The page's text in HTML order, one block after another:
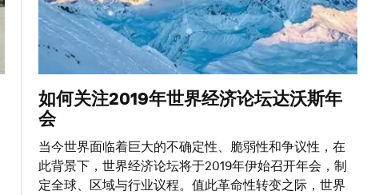
如何关注2019年世界经济论坛达沃斯年
会
当今世界面临着巨大的不确定性、脆弱性和争议性，在
此背景下，世界经济论坛将于2019年伊始召开年会，制
定全球、区域与行业议程。值此革命性转变之际，世界